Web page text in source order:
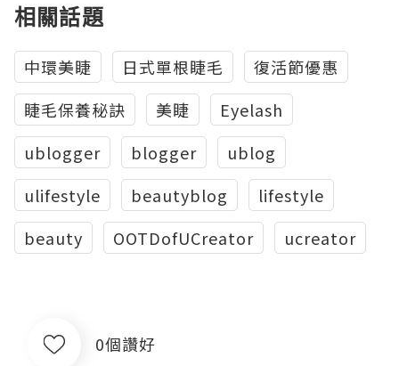
相關話題
中環美睫 日式單根睫毛
復活節優惠
睫毛保養秘訣
美睫
Eyelash
ublogger
blogger
ublog
ulifestyle
beautyblog
lifestyle
beauty
OOTDofUCreator ucreator
0個讚好